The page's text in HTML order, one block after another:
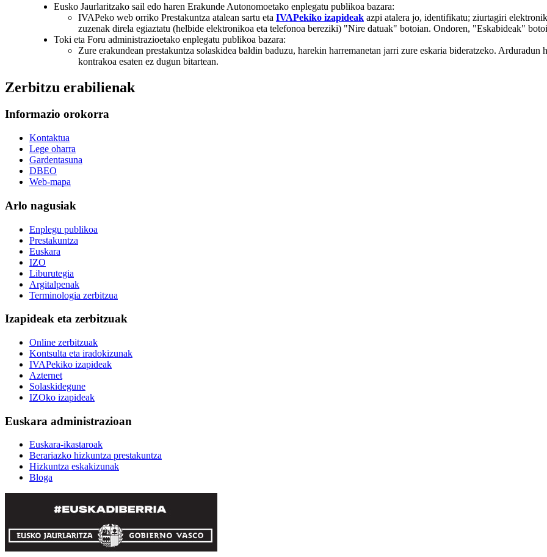
Eusko Jaurlaritzako sail edo haren Erakunde Autonomoetako enplegatu publikoa bazara:
IVAPeko web orriko Prestakuntza atalean sartu eta IVAPekiko izapideak azpi atalera jo, identifikatu; ziurtagiri
zuzenak direla egiaztatu (helbide elektronikoa eta telefonoa bereziki) "Nire datuak" botoian. Ondoren, "Eskabideak"
Toki eta Foru administrazioetako enplegatu publikoa bazara:
Zure erakundean prestakuntza solaskidea baldin baduzu, harekin harremanetan jarri zure eskaria bideratzeko.
kontrakoa esaten ez dugun bitartean.
Zerbitzu erabilienak
Informazio orokorra
Kontaktua
Lege oharra
Gardentasuna
DBEO
Web-mapa
Arlo nagusiak
Enplegu publikoa
Prestakuntza
Euskara
IZO
Liburutegia
Argitalpenak
Terminologia zerbitzua
Izapideak eta zerbitzuak
Online zerbitzuak
Kontsulta eta iradokizunak
IVAPekiko izapideak
Azternet
Solaskidegune
IZOko izapideak
Euskara administrazioan
Euskara-ikastaroak
Berariazko hizkuntza prestakuntza
Hizkuntza eskakizunak
Bloga